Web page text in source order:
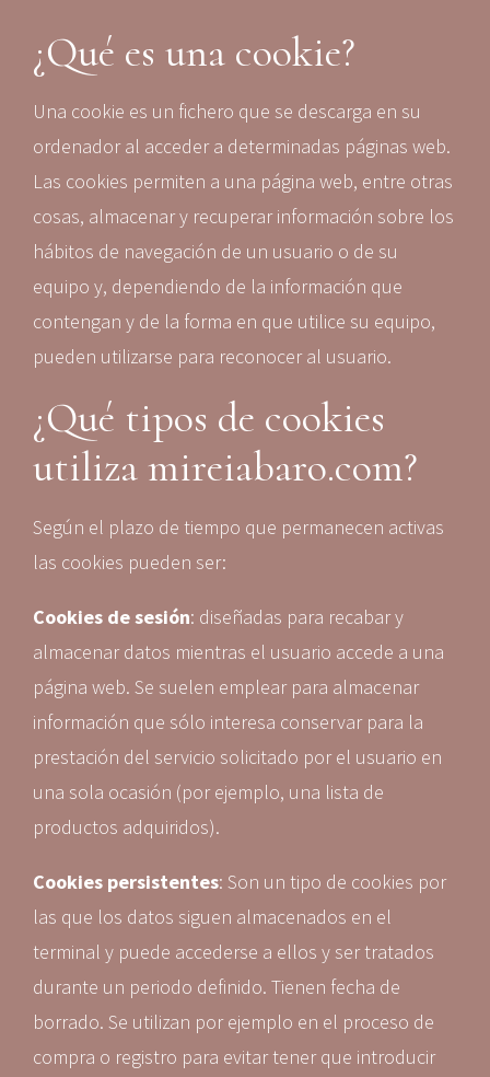
¿Qué es una cookie?
Una cookie es un fichero que se descarga en su
ordenador al acceder a determinadas páginas web.
Las cookies permiten a una página web, entre otras
cosas, almacenar y recuperar información sobre los
hábitos de navegación de un usuario o de su
equipo y, dependiendo de la información que
contengan y de la forma en que utilice su equipo,
pueden utilizarse para reconocer al usuario.
¿Qué tipos de cookies
utiliza mireiabaro.com?
Según el plazo de tiempo que permanecen activas
las cookies pueden ser:
Cookies de sesión: diseñadas para recabar y
almacenar datos mientras el usuario accede a una
página web. Se suelen emplear para almacenar
información que sólo interesa conservar para la
prestación del servicio solicitado por el usuario en
una sola ocasión (por ejemplo, una lista de
productos adquiridos).
Cookies persistentes: Son un tipo de cookies por
las que los datos siguen almacenados en el
terminal y puede accederse a ellos y ser tratados
durante un periodo definido. Tienen fecha de
borrado. Se utilizan por ejemplo en el proceso de
compra o registro para evitar tener que introducir